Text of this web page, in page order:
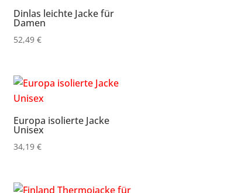
Dinlas leichte Jacke für
Damen
52,49€
Europa isolierte Jacke
Unisex
34,19€